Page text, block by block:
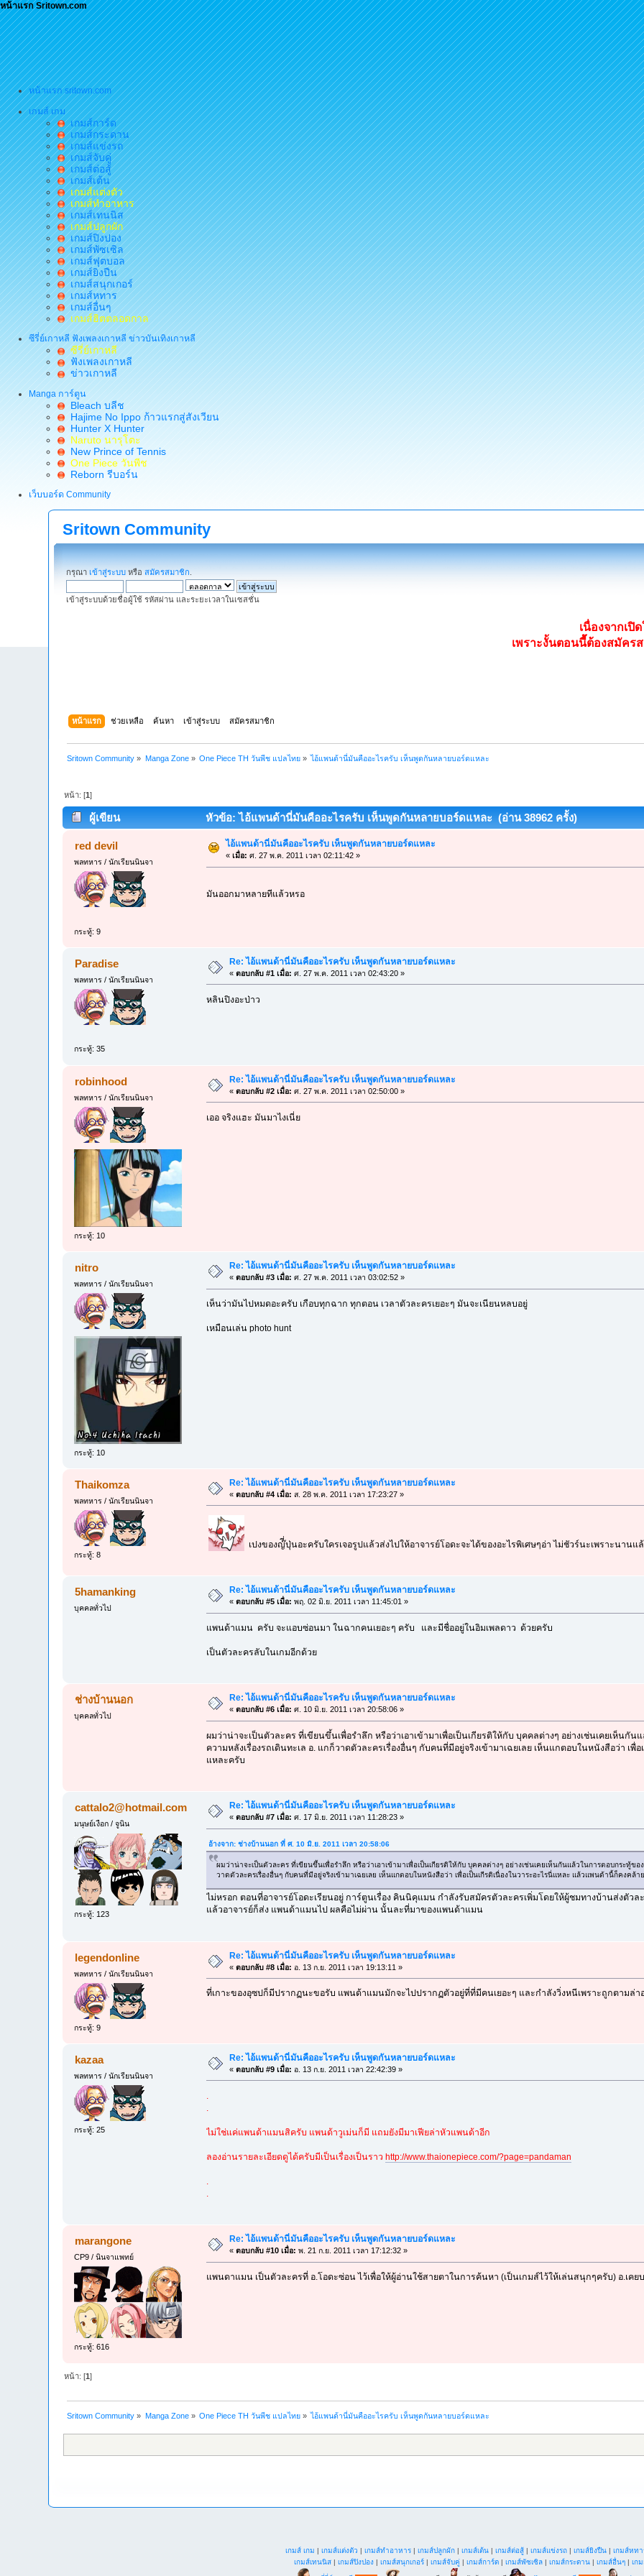
หน้าแรก Sritown.com
หน้าแรก sritown.com
เกมส์ เกม
เกมส์การ์ด
เกมส์กระดาน
เกมส์แข่งรถ
เกมส์จับคู่
เกมส์ต่อสู้
เกมส์เต้น
เกมส์แต่งตัว
เกมส์ทำอาหาร
เกมส์เทนนิส
เกมส์ปลูกผัก
เกมส์ปิงปอง
เกมส์พัซเซิล
เกมส์ฟุตบอล
เกมส์ยิงปืน
เกมส์สนุกเกอร์
เกมส์หทาร
เกมส์อื่นๆ
เกมส์ฮิตตลอดกาล
ซีรี่ย์เกาหลี ฟังเพลงเกาหลี ข่าวบันเทิงเกาหลี
ซีรี่ย์เกาหลี
ฟังเพลงเกาหลี
ข่าวเกาหลี
Manga การ์ตูน
Bleach บลีช
Hajime No Ippo ก้าวแรกสู่สังเวียน
Hunter X Hunter
Naruto นารุโตะ
New Prince of Tennis
One Piece วันพีช
Reborn รีบอร์น
เว็บบอร์ด Community
Sritown Community
กรุณา เข้าสู่ระบบ หรือสมัครสมาชิก
เข้าสู่ระบบด้วยชื่อผู้ใช้ รหัสผ่าน และระยะเวลาในเซสชั่น
เนื่องจากเปิ
เพราะงั้นตอนนี้ต้องสมัค
หน้าแรก ช่วยเหลือ ค้นหา เข้าสู่ระบบ สมัครสมาชิก
Sritown Community » Manga Zone» One Piece TH วันพีช แปลไทย » ไอ้แพนด้านี่มันคืออะไรครับ เห็นพูดกันหลายบอร์ดแหละ
หน้า: [1]
ผู้เขียน หัวข้อ: ไอ้แพนด้านี่มันคืออะไรครับ เห็นพูดกันหลายบอร์ดแหละ (อ่าน 38962 ครั้ง)
red devil
พลทหาร / นักเรียนนินจา
กระทู้: 9
ไอ้แพนด้านี่มันคืออะไรครับ เห็นพูดกันหลายบอร์ดแหละ
«เมื่อ: ศ. 27 พ.ค. 2011 เวลา 02:11:42 »
มันออกมาหลายทีแล้วหรอ
Paradise
พลทหาร / นักเรียนนินจา
กระทู้: 35
Re: ไอ้แพนด้านี่มันคืออะไรครับ เห็นพูดกันหลายบอร์ดแหละ
«ตอบกลับ #1 เมื่อ: ศ. 27 พ.ค. 2011 เวลา 02:43:20 »
หลินปิงอะป่าว
robinhood
พลทหาร / นักเรียนนินจา
กระทู้: 10
Re: ไอ้แพนด้านี่มันคืออะไรครับ เห็นพูดกันหลายบอร์ดแหละ
«ตอบกลับ #2 เมื่อ: ศ. 27 พ.ค. 2011 เวลา 02:50:00 »
เออ จริงแฮะ มันมาไงเนี่ย
nitro
พลทหาร / นักเรียนนินจา
กระทู้: 10
Re: ไอ้แพนด้านี่มันคืออะไรครับ เห็นพูดกันหลายบอร์ดแหละ
«ตอบกลับ #3 เมื่อ: ศ. 27 พ.ค. 2011 เวลา 03:02:52 »
เห็นว่ามันไปหมดอะครับ เกือบทุกฉาก ทุกตอน เวลาตัวละครเยอะๆ มันจะเนียนหลบอยู่
เหมือนเล่น photo hunt
Thaikomza
พลทหาร / นักเรียนนินจา
กระทู้: 8
Re: ไอ้แพนด้านี่มันคืออะไรครับ เห็นพูดกันหลายบอร์ดแหละ
«ตอบกลับ #4 เมื่อ: ส. 28 พ.ค. 2011 เวลา 17:23:27 »
เปงของญ๊ี่ปุ่นอะครับใครเจอรูปแล้วส่งไปให้อาจารย์โอดะจะได้ของอะไรพิเศษๆอ่า ไม่ชัวร์นะเพราะนานแ
5hamanking
บุคคลทั่วไป
Re: ไอ้แพนด้านี่มันคืออะไรครับ เห็นพูดกันหลายบอร์ดแหละ
«ตอบกลับ #5 เมื่อ: พฤ. 02 มิ.ย. 2011 เวลา 11:45:01 »
แพนด้าแมน ครับ จะแอบซ่อนมา ในฉากคนเยอะๆ ครับ และมีชื่ออยู่ในอิมเพลดาว ด้วยครับ
เป็นตัวละครลับในเกมอีกด้วย
ช่างบ้านนอก
บุคคลทั่วไป
Re: ไอ้แพนด้านี่มันคืออะไรครับ เห็นพูดกันหลายบอร์ดแหละ
«ตอบกลับ #6 เมื่อ: ศ. 10 มิ.ย. 2011 เวลา 20:58:06 »
ผมว่าน่าจะเป็นตัวละคร ที่เขียนขึ้นเพื่อรำลึก หรือว่าเอาเข้ามาเพื่อเป็นเกียรติให้กับ บุคคลต่างๆ อย่างเช่นเคยเห็นกั
ความหลังเรื่องรถเดินทะเล อ. แกก็วาดตัวละครเรื่องอื่นๆ กับคนที่มีอยู่จริงเข้ามาเฉยเลย เห็นแกตอบในหนังสือว่า เ
แหละครับ
cattalo2@hotmail.com
มนุษย์เงือก / จูนิน
กระทู้: 123
Re: ไอ้แพนด้านี่มันคืออะไรครับ เห็นพูดกันหลายบอร์ดแหละ
«ตอบกลับ #7 เมื่อ: ศ. 17 มิ.ย. 2011 เวลา 11:28:23 »
อ้างจาก: ช่างบ้านนอก ที่ ศ. 10 มิ.ย. 2011 เวลา 20:58:06
ผมว่าน่าจะเป็นตัวละคร ที่เขียนขึ้นเพื่อรำลึก หรือว่าเอาเข้ามาเพื่อเป็นเกียรติให้กับ บุคคลต่างๆ อย่างเช่นเคยเห็นกันแล้วในการตอบกระทู้ขอ
วาดตัวละครเรื่องอื่นๆ กับคนที่มีอยู่จริงเข้ามาเฉยเลย เห็นแกตอบในหนังสือว่า เพื่อเป็นเกีรติเนื่องในวาระอะไรนี่แหละ แล้วแพนด้านี้ก็คงคล้า
ไม่หรอก ตอนที่อาจารย์โอดะเรียนอยู่ การ์ตูนเรื่อง คินนิคุแมน กำลังรับสมัครตัวละครเพิ่มโดยให้ผู้ชมทางบ้านส่งตัวล
แล้วอาจารย์ก็ส่ง แพนด้าแมนไป ผลคือไม่ผ่าน นั้นละที่มาของแพนด้าแมน
legendonline
พลทหาร / นักเรียนนินจา
กระทู้: 9
Re: ไอ้แพนด้านี่มันคืออะไรครับ เห็นพูดกันหลายบอร์ดแหละ
«ตอบกลับ #8 เมื่อ: อ. 13 ก.ย. 2011 เวลา 19:13:11 »
ที่เกาะของอุซปก็มีปรากฏนะขอรับ แพนด้าแมนมักจะไปปรากฏตัวอยู่ที่ที่มีคนเยอะๆ และกำลังวิ่งหนีเพราะถูกตามล่า
kazaa
พลทหาร / นักเรียนนินจา
กระทู้: 25
Re: ไอ้แพนด้านี่มันคืออะไรครับ เห็นพูดกันหลายบอร์ดแหละ
«ตอบกลับ #9 เมื่อ: อ. 13 ก.ย. 2011 เวลา 22:42:39 »
.
.
ไม่ใช่แค่แพนด้าแมนสิครับ แพนด้าวูเม่นก็มี แถมยังมีมาเฟียล่าหัวแพนด้าอีก
ลองอ่านรายละเอียดดูได้ครับมีเป็นเรื่องเป็นราว http://www.thaionepiece.com/?page=pandaman
.
.
marangone
CP9 / นินจาแพทย์
กระทู้: 616
Re: ไอ้แพนด้านี่มันคืออะไรครับ เห็นพูดกันหลายบอร์ดแหละ
«ตอบกลับ #10 เมื่อ: พ. 21 ก.ย. 2011 เวลา 17:12:32 »
แพนดาแมน เป็นตัวละครที่ อ.โอดะซ่อน ไว้เพื่อให้ผู้อ่านใช้สายตาในการค้นหา (เป็นเกมส์ไว้ให้เล่นสนุกๆครับ) อ.เค
หน้า: [1]
Sritown Community » Manga Zone» One Piece TH วันพีช แปลไทย » ไอ้แพนด้านี่มันคืออะไรครับ เห็นพูดกันหลายบอร์ดแหละ
เกมส์ เกม | เกมส์แต่งตัว | เกมส์ทำอาหาร| เกมส์ปลูกผัก| เกมส์เต้น| เกมส์ต่อสู้| เกมส์แข่งรถ| เกมส์ยิงปืน| เกมส์หทา
เกมส์เทนนิส | เกมส์ปิงปอง | เกมส์สนุกเกอร์ | เกมส์จับคู่ | เกมส์การ์ด | เกมส์พัซเซิล | เกมส์กระดาน | เกมส์อื่นๆ | เก